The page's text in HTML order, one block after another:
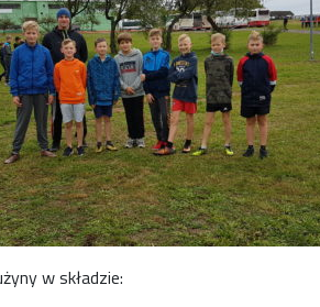
w składzie: